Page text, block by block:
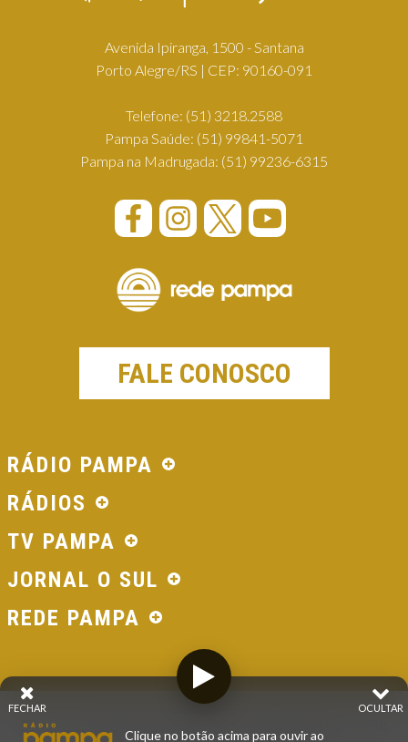
Avenida Ipiranga, 1500 - Santana
Porto Alegre/RS | CEP: 90160-091
Telefone: (51) 3218.2588
Pampa Saúde: (51) 99841-5071
Pampa na Madrugada: (51) 99236-6315
FALE CONOSCO
RÁDIO PAMPA
RÁDIOS
TV PAMPA
JORNAL O SUL
REDE PAMPA
© 2026 - Direitos Reservados - Rádio Pampa - Rede
OCULTAR
FECHAR
Clique no botão acima para ouvir ao